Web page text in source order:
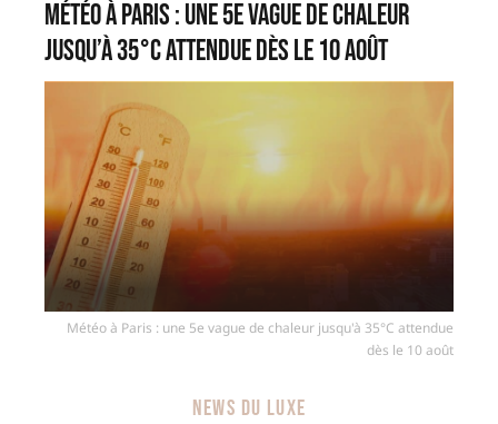
Météo à Paris : une 5e vague de chaleur
jusqu’à 35°C attendue dès le 10 août
Météo à Paris : une 5e vague de chaleur jusqu'à 35°C attendue
dès le 10 août
NEWS DU LUXE